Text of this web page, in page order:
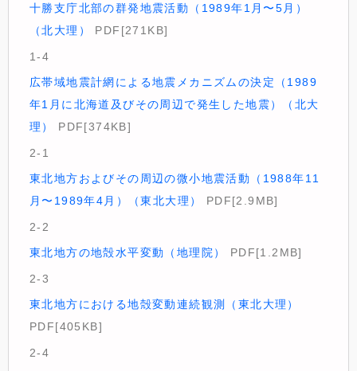
十勝支庁北部の群発地震活動（1989年1月〜5月）
（北大理）
PDF[271KB]
1-4
広帯域地震計網による地震メカニズムの決定（1989
年1月に北海道及びその周辺で発生した地震）（北大
理）
PDF[374KB]
2-1
東北地方およびその周辺の微小地震活動（1988年11
月〜1989年4月）（東北大理）
PDF[2.9MB]
2-2
東北地方の地殻水平変動（地理院）
PDF[1.2MB]
2-3
東北地方における地殻変動連続観測（東北大理）
PDF[405KB]
2-4